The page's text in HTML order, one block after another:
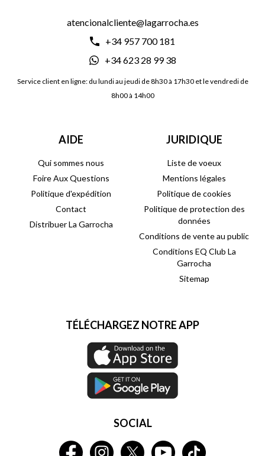
atencionalcliente@lagarrocha.es
+34 957 700 181
+34 623 28 99 38
Service client en ligne: du lundi au jeudi de 8h30 à 17h30 et le vendredi de
8h00 à 14h00
AIDE
Qui sommes nous
Foire Aux Questions
Politique d'expédition
Contact
Distribuer La Garrocha
JURIDIQUE
Liste de voeux
Mentions légales
Politique de cookies
Politique de protection des
données
Conditions de vente au public
Conditions EQ Club La
Garrocha
Sitemap
TÉLÉCHARGEZ NOTRE APP
SOCIAL